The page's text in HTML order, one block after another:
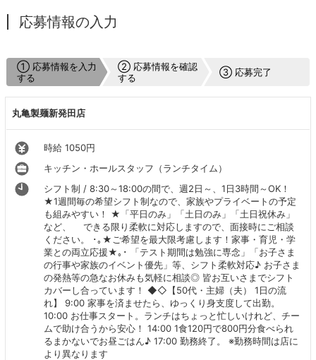
応募情報の入力
① 応募情報を入力
する
② 応募情報を確認
する
③ 応募完了
丸亀製麺新発田店
時給 1050円
キッチン・ホールスタッフ（ランチタイム）
シフト制 / 8:30～18:00の間で、週2日～、1日3時間～OK！
★1週間毎の希望シフト制なので、家族やプライベートの予定
も組みやすい！ ★「平日のみ」「土日のみ」「土日祝休み」
など、 できる限り柔軟に対応しますので、面接時にご相談
ください。 ･｡★ご希望を最大限考慮します！家事・育児・学
業との両立応援★｡･ 「テスト期間は勉強に専念」「お子さま
の行事や家族のイベント優先」等、シフト柔軟対応♪ お子さま
の発熱等の急なお休みも気軽に相談◎ 皆お互いさまでシフト
カバーし合っています！ ◆◇【50代・主婦（夫） 1日の流
れ】 9:00 家事を済ませたら、ゆっくり身支度して出勤。
10:00 お仕事スタート。ランチはちょっと忙しいけれど、チー
ムで助け合うから安心！ 14:00 1食120円で800円分食べられ
るまかないでお昼ごはん♪ 17:00 勤務終了。 ※勤務時間は店に
より異なります